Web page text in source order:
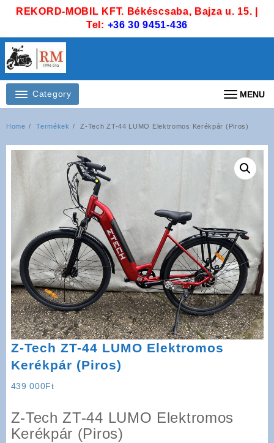
REKORD-MOBIL KFT. Békéscsaba, Bajza u. 15. |
Tel: +36 30 9451-436
Category MENU
Home Termékek Z-Tech ZT-44 LUMO Elektromos Kerékpár (Piros)
Z-Tech ZT-44 LUMO Elektromos
Kerékpár (Piros)
439 000Ft
Z-Tech ZT-44 LUMO Elektromos
Kerékpár (Piros)